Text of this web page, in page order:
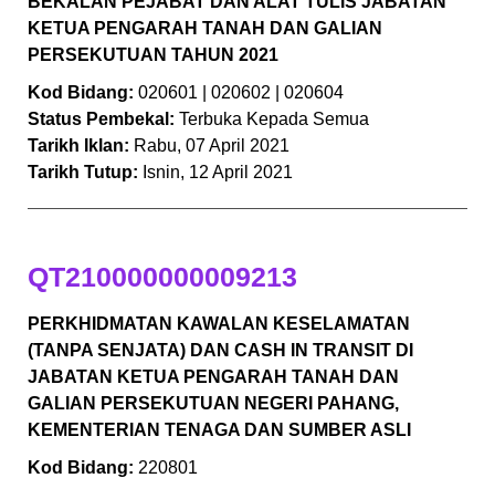
KETUA PENGARAH TANAH DAN GALIAN
PERSEKUTUAN TAHUN 2021
Kod Bidang: 020601 | 020602 | 020604
Status Pembekal: Terbuka Kepada Semua
Tarikh Iklan: Rabu, 07 April 2021
Tarikh Tutup: Isnin, 12 April 2021
QT210000000009213
PERKHIDMATAN KAWALAN KESELAMATAN
(TANPA SENJATA) DAN CASH IN TRANSIT DI
JABATAN KETUA PENGARAH TANAH DAN
GALIAN PERSEKUTUAN NEGERI PAHANG,
KEMENTERIAN TENAGA DAN SUMBER ASLI
Kod Bidang: 220801